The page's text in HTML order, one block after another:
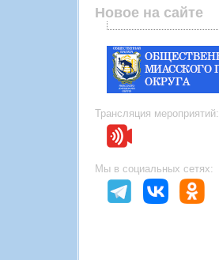
Новое на сайте
Трансляция мероприятий:
Мы в социальных сетях: